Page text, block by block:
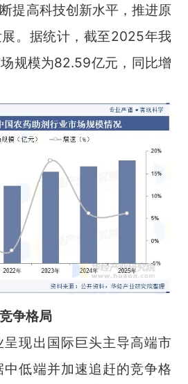
提高科技创新水平，推进原
。据统计，截至2025年我
规模为82.59亿元，同比增
争格局
现出国际巨头主导高端市
低端并加速追赶的竞争格